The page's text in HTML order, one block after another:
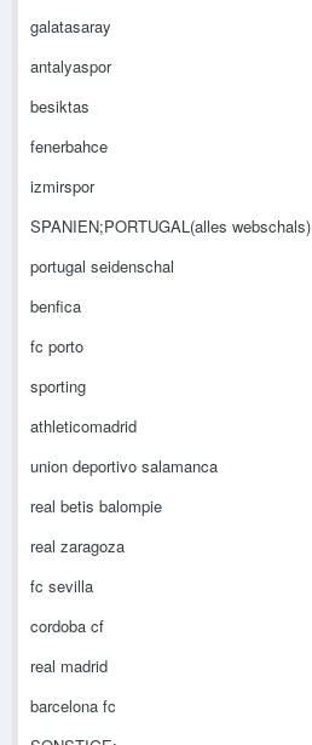
galatasaray
antalyaspor
besiktas
fenerbahce
izmirspor
SPANIEN;PORTUGAL(alles webschals)
portugal seidenschal
benfica
fc porto
sporting
athleticomadrid
union deportivo salamanca
real betis balompie
real zaragoza
fc sevilla
cordoba cf
real madrid
barcelona fc